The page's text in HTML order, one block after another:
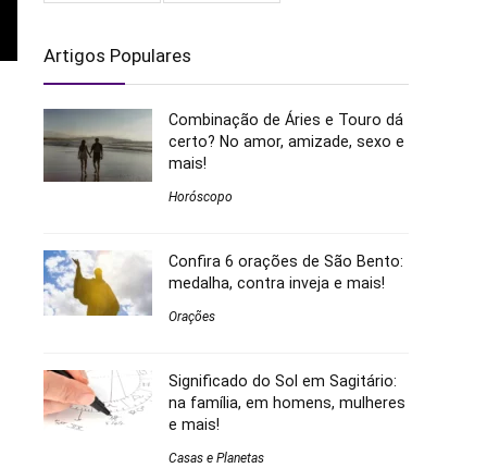
Artigos Populares
Combinação de Áries e Touro dá
certo? No amor, amizade, sexo e
mais!
Horóscopo
Confira 6 orações de São Bento:
medalha, contra inveja e mais!
Orações
Significado do Sol em Sagitário:
na família, em homens, mulheres
e mais!
Casas e Planetas